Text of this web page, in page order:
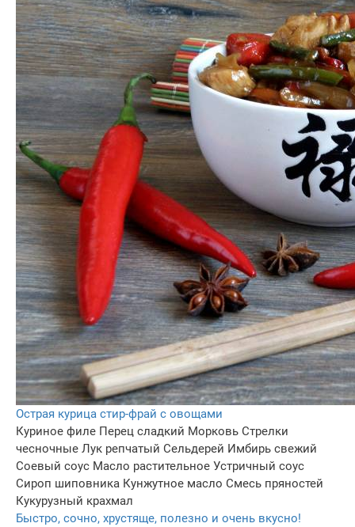
Острая курица стир-фрай с овощами
Куриное филе Перец сладкий Морковь Стрелки
чесночные Лук репчатый Сельдерей Имбирь свежий
Соевый соус Масло растительное Устричный соус
Сироп шиповника Кунжутное масло Смесь пряностей
Кукурузный крахмал
Быстро, сочно, хрустяще, полезно и очень вкусно!